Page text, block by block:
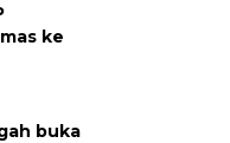
ke
buka